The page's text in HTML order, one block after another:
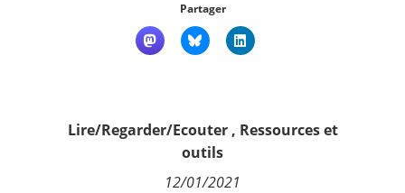
Contact
Partager
Lire/Regarder/Ecouter, Ressources et
outils
12/01/2021